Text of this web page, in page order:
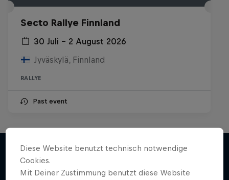
Secto Rallye Finnland
30 Juli – 2 August 2026
Jyväskylä, Finnland
RALLYE
Past event
Mehr davon
Diese Website benutzt technisch notwendige
Cookies.
Mit Deiner Zustimmung benutzt diese Website